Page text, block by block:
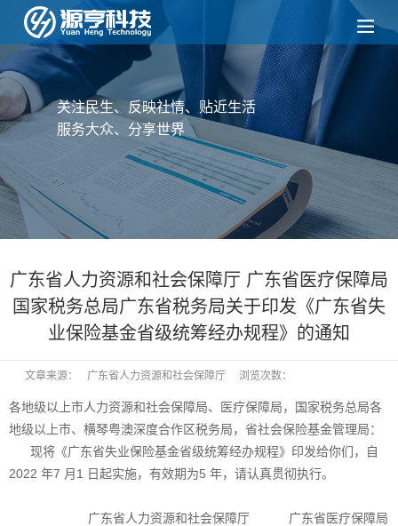
关注民生、反映社情、贴近生活
服务大众、分享世界
广东省人力资源和社会保障厅 广东省医疗保障局
国家税务总局广东省税务局关于印发《广东省失
业保险基金省级统筹经办规程》的通知
文章来源： 广东省人力资源和社会保障厅 浏览次数：
各地级以上市人力资源和社会保障局、医疗保障局，国家税务总局各
地级以上市、横琴粤澳深度合作区税务局，省社会保险基金管理局：
现将《广东省失业保险基金省级统筹经办规程》印发给你们，自
2022 年7 月1 日起实施，有效期为5 年，请认真贯彻执行。
广东省人力资源和社会保障厅 广东省医疗保障局